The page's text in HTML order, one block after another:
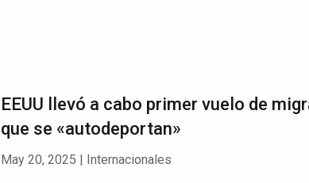
EEUU llevó a cabo primer vuelo de
que se «autodeportan»
May 20, 2025 | Internacionales